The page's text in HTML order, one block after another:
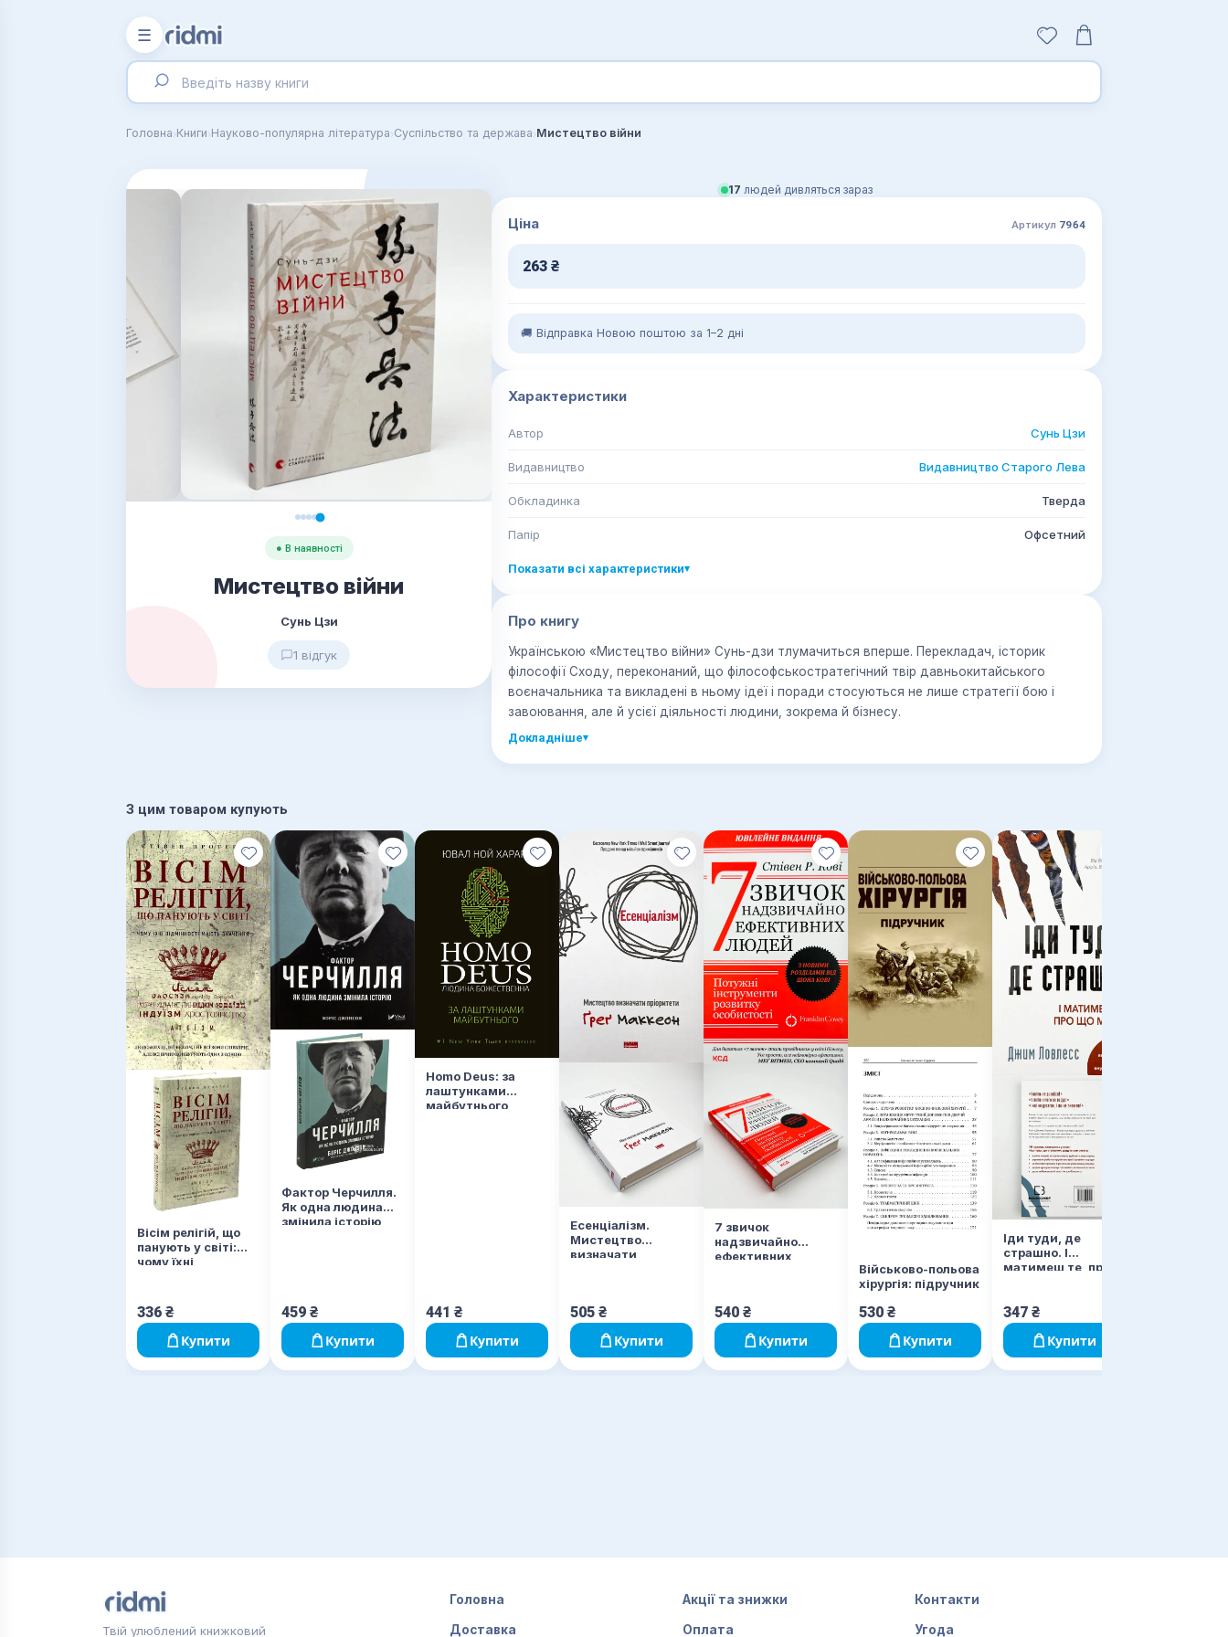
☰
Головна›Книги›Науково-популярна література›Суспільство та держава›Мистецтво війни
● В наявності
Мистецтво війни
Сунь Цзи
1 відгук
17 людей дивляться зараз
Ціна Артикул 7964
263 ₴
🚚 Відправка Новою поштою за 1–2 дні
Характеристики
Автор Сунь Цзи
Видавництво Видавництво Старого Лева
Обкладинка Тверда
Папір Офсетний
Показати всі характеристики▾
Про книгу
Українською «Мистецтво війни» Сунь-дзи тлумачиться вперше. Перекладач, історик
філософії Сходу, переконаний, що філософськостратегічний твір давньокитайського
воєначальника та викладені в ньому ідеї і поради стосуються не лише стратегії бою і
завоювання, але й усієї діяльності людини, зокрема й бізнесу.
Докладніше▾
З цим товаром купують
Вісім релігій, що
панують у світі:
чому їхні
336 ₴
Купити
Фактор Черчилля.
Як одна людина
змінила історію
459 ₴
Купити
Homo Deus: за
лаштунками
майбутнього
441 ₴
Купити
Есенціалізм.
Мистецтво
визначати
505 ₴
Купити
7 звичок
надзвичайно
ефективних
540 ₴
Купити
Військово-польова
хірургія: підручник
530 ₴
Купити
Іди туди, де
страшно. І
матимеш те, про
347 ₴
Купити
Твій улюблений книжковий
Головна Акції та знижки Контакти
Доставка Оплата Угода